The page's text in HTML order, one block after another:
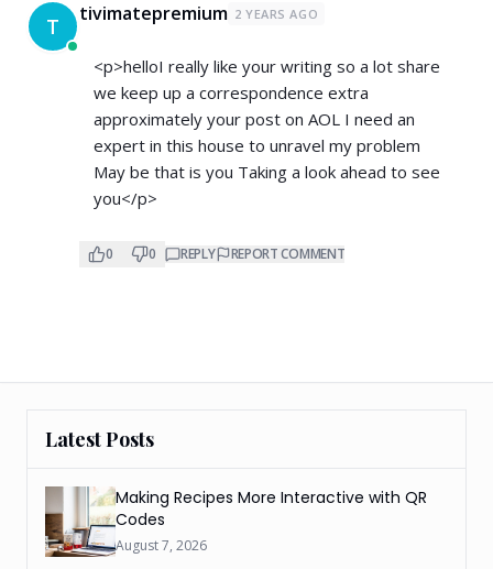
T tivimatepremium 2 YEARS AGO
<p>helloI really like your writing so a lot share
we keep up a correspondence extra
approximately your post on AOL I need an
expert in this house to unravel my problem
May be that is you Taking a look ahead to see
you</p>
0 0 REPLY REPORT COMMENT
Latest Posts
Making Recipes More Interactive with QR
Codes
August 7, 2026